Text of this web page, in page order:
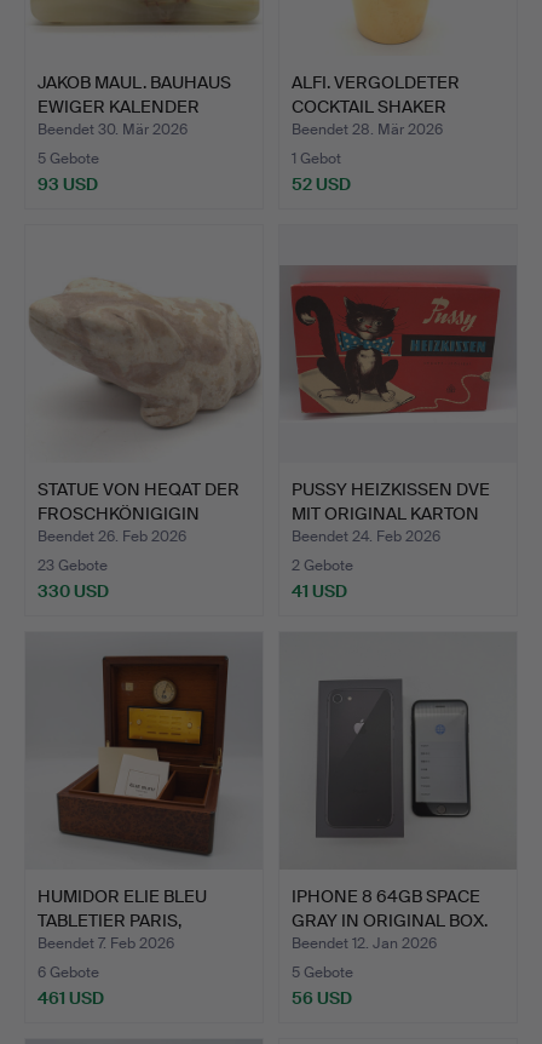
JAKOB MAUL. BAUHAUS
EWIGER KALENDER
ONYX U…
Beendet 30. Mär 2026
5 Gebote
93 USD
ALFI. VERGOLDETER
COCKTAIL SHAKER
ZWEITE H…
Beendet 28. Mär 2026
1 Gebot
52 USD
STATUE VON HEQAT DER
FROSCHKÖNIGIGIN
PREDY…
Beendet 26. Feb 2026
23 Gebote
330 USD
PUSSY HEIZKISSEN DVE
MIT ORIGINAL KARTON
U…
Beendet 24. Feb 2026
2 Gebote
41 USD
HUMIDOR ELIE BLEU
TABLETIER PARIS,
ROSENHO…
Beendet 7. Feb 2026
6 Gebote
461 USD
IPHONE 8 64GB SPACE
GRAY IN ORIGINAL BOX.
Beendet 12. Jan 2026
5 Gebote
56 USD